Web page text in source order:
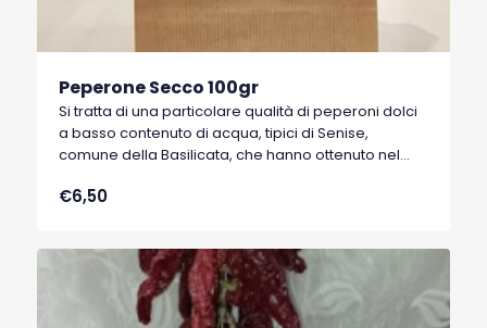
Peperone Secco 100gr
Si tratta di una particolare qualità di peperoni dolci
a basso contenuto di acqua, tipici di Senise,
comune della Basilicata, che hanno ottenuto nel
Protetta).
€6,50